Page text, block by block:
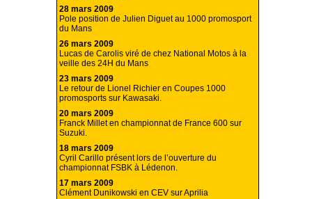
28 mars 2009
Pole position de Julien Diguet au 1000 promosport
du Mans
26 mars 2009
Lucas de Carolis viré de chez National Motos à la
veille des 24H du Mans
23 mars 2009
Le retour de Lionel Richier en Coupes 1000
promosports sur Kawasaki.
20 mars 2009
Franck Millet en championnat de France 600 sur
Suzuki.
18 mars 2009
Cyril Carillo présent lors de l’ouverture du
championnat FSBK à Lédenon.
17 mars 2009
Clément Dunikowski en CEV sur Aprilia